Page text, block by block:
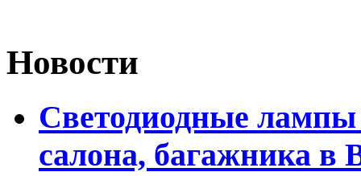
Новости
Светодиодные лампы
салона, багажника в